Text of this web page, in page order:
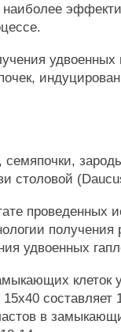
наиболее
удвоенных
семяпочки,
столовой
проведенных
получения
удвоенных
клеток
составляет
в